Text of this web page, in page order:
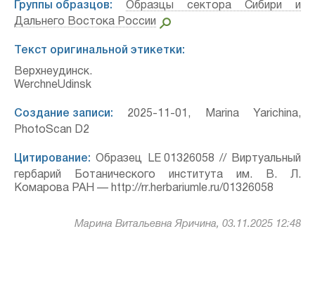
Группы образцов:
Образцы сектора Сибири и
Дальнего Востока России
Текст оригинальной этикетки:
Верхнеудинск.
WerchneUdinsk
Создание записи: 2025-11-01, Marina Yarichina,
PhotoScan D2
Цитирование: Образец LE 01326058 // Виртуальный
гербарий Ботанического института им. В. Л.
Комарова РАН — http://rr.herbariumle.ru/01326058
Марина Витальевна Яричина, 03.11.2025 12:48